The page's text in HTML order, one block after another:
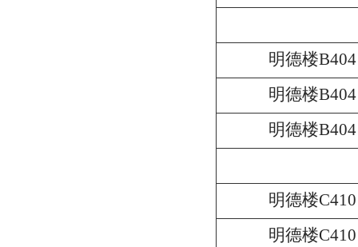
明德楼B404
明德楼B404
明德楼B404
明德楼C410
明德楼C410